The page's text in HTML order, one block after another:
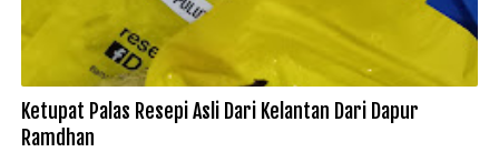
Ketupat Palas Resepi Asli Dari Kelantan Dari Dapur
Ramdhan